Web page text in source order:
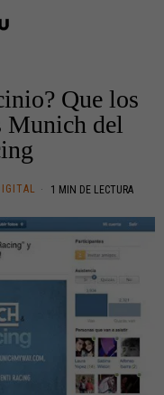
Que los
Munich del
1 MIN DE LECTURA